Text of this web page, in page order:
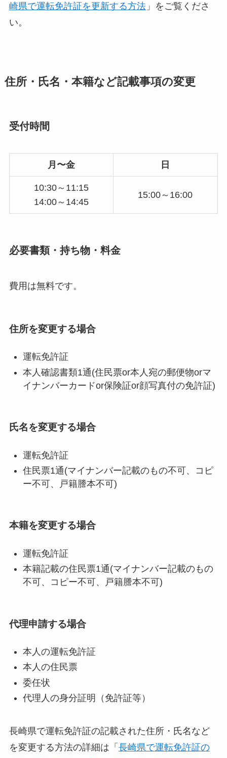
崎県で運転免許証を更新する方法」をご覧くださ
い。
住所・氏名・本籍など記載事項の変更
受付時間
月〜金 日
10:30～11:15
14:00～14:45
15:00～16:00
必要書類・持ち物・料金
費用は無料です。
住所を変更する場合
運転免許証
本人確認書類1通(住民票or本人宛の郵便物orマ
イナンバーカードor保険証or顔写真付の免許証)
氏名を変更する場合
運転免許証
住民票1通(マイナンバー記載のもの不可、コピ
ー不可、戸籍謄本不可)
本籍を変更する場合
運転免許証
本籍記載の住民票1通(マイナンバー記載のもの
不可、コピー不可、戸籍謄本不可)
代理申請する場合
本人の運転免許証
本人の住民票
委任状
代理人の身分証明（免許証等）
長崎県で運転免許証の記載された住所・氏名など
を変更する方法の詳細は「 長崎県で運転免許証の